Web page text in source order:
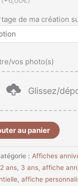
de ma création
vos photo(s)
Glissez/
au panier
: Affiches
2 ans, 3 ans,affiche
,affiche